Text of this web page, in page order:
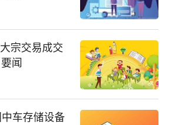
宗交易成交
闻
车存储设备